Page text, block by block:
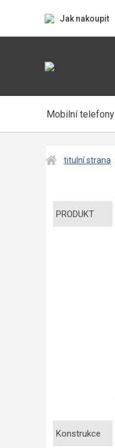
Jak nakoupit
Mobilní telefony
titulní strana
PRODUKT
Konstrukce